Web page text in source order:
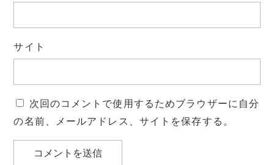
サイト
次回のコメントで使用するためブラウザーに自分
の名前、メールアドレス、サイトを保存する。